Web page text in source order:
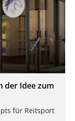
der Idee zum
für Reitsport